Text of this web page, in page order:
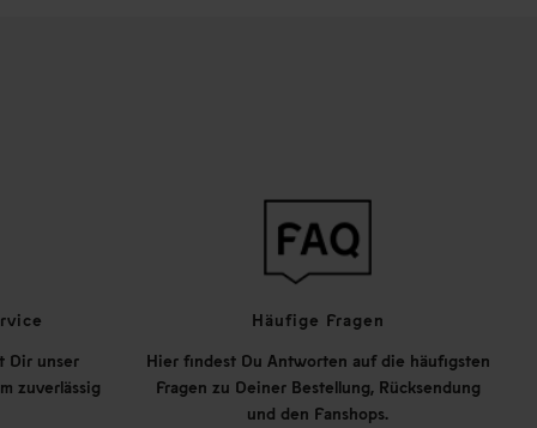
Dir unser
zuverlässig
Häufige Fragen
Hier findest Du Antworten auf die häufigsten
Fragen zu Deiner Bestellung, Rücksendung
und den Fanshops.